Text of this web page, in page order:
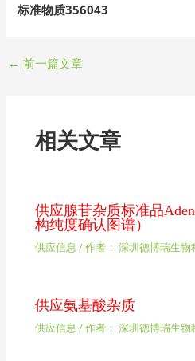
标准物质356043
← 前一篇文章
相关文章
供应腺苷杂质标准品
构纯度确认图谱）
供应信息 / 作者： 深圳德博瑞生物
供应氨基酸杂质
供应信息 / 作者： 深圳德博瑞生物